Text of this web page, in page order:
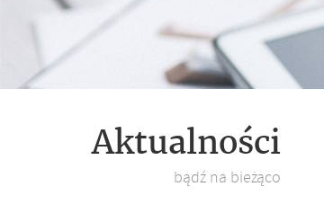
Aktualności
bądź na bieżąco